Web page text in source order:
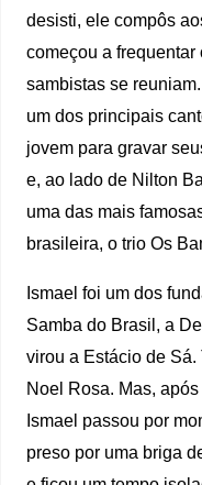
desisti, ele compôs
começou a
sambistas se
um dos principais
jovem para gravar
e, ao lado de Nilton
uma das mais
brasileira, o trio Os
Ismael foi um dos
Samba do Brasil, a
virou a Estácio de
Noel Rosa. Mas,
Ismael passou por
preso por uma briga